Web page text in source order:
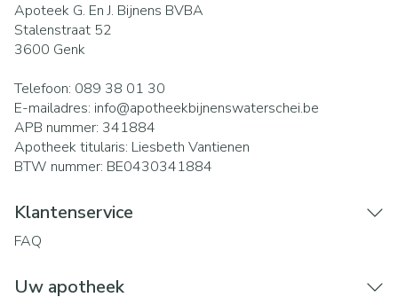
Apoteek G. En J. Bijnens BVBA
Stalenstraat 52
3600 Genk
Telefoon: 089 38 01 30
E-mailadres: info@apotheekbijnenswaterschei.be
APB nummer: 341884
Apotheek titularis: Liesbeth Vantienen
BTW nummer: BE0430341884
Klantenservice
FAQ
Uw apotheek